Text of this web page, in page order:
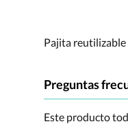
Pajita reutilizable
Preguntas
Este producto